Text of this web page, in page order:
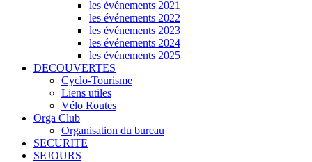
les événements 2021
les événements 2022
les événements 2023
les événements 2024
les événements 2025
DECOUVERTES
Cyclo-Tourisme
Liens utiles
Vélo Routes
Orga Club
Organisation du bureau
SECURITE
SEJOURS